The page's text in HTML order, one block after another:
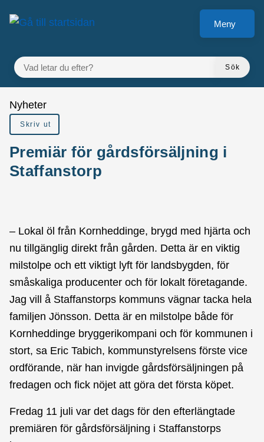
Gå till innehåll
Meny
VAD LETAR DU EFTER?
Sök
Du är här:
Nyheter
Skriv ut
Premiär för gårdsförsäljning i
Staffanstorp
– Lokal öl från Kornheddinge, brygd med hjärta och
nu tillgänglig direkt från gården. Detta är en viktig
milstolpe och ett viktigt lyft för landsbygden, för
småskaliga producenter och för lokalt företagande.
Jag vill å Staffanstorps kommuns vägnar tacka hela
familjen Jönsson. Detta är en milstolpe både för
Kornheddinge bryggerikompani och för kommunen i
stort, sa Eric Tabich, kommunstyrelsens förste vice
ordförande, när han invigde gårdsförsäljningen på
fredagen och fick nöjet att göra det första köpet.
Fredag 11 juli var det dags för den efterlängtade
premiären för gårdsförsäljning i Staffanstorps